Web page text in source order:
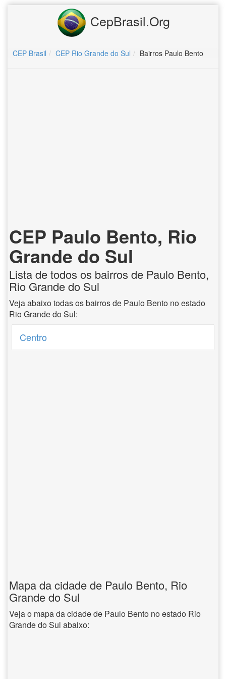
CepBrasil.Org
CEP Brasil CEP Rio Grande do Sul Bairros Paulo Bento
CEP Paulo Bento, Rio
Grande do Sul
Lista de todos os bairros de Paulo Bento,
Rio Grande do Sul
Veja abaixo todas os bairros de Paulo Bento no estado
Rio Grande do Sul:
Centro
Mapa da cidade de Paulo Bento, Rio
Grande do Sul
Veja o mapa da cidade de Paulo Bento no estado Rio
Grande do Sul abaixo: